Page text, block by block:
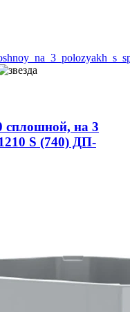
сплошной, на 3
S (740) ДП-